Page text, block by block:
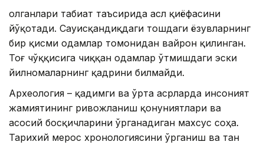
Қолганлари табиат таъсирида асл қиёфасини
йўқотади. Сауисқандиқдаги тошдаги ёзувларнинг
бир қисми одамлар томонидан вайрон қилинган.
Тоғ чўққисига чиққан одамлар ўтмишдаги эски
йилномаларнинг қадрини билмайди.
Археология – қадимги ва ўрта асрларда инсоният
жамиятининг ривожланиш қонуниятлари ва
асосий босқичларини ўрганадиган махсус соҳа.
Тарихий мерос хронологиясини ўрганиш ва тан